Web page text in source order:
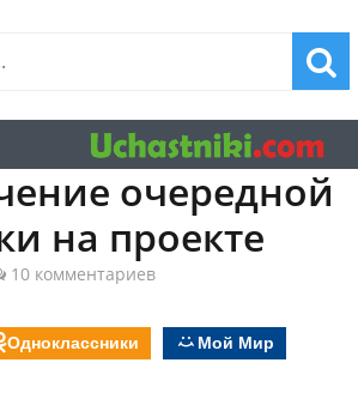
очередной
на проекте
10 комментариев
Одноклассники
Мой Мир